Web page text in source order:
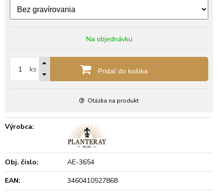
Na objednávku
ks Pridať do košíka
Otázka na produkt
Výrobca:
Obj. čislo:
AE-3654
EAN:
3460410527868